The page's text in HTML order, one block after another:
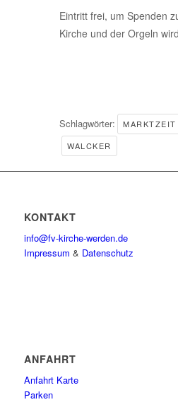
Eintritt frei, um Spenden
Kirche und der Orgeln
Schlagwörter: MARKTZEIT
WALCKER
KONTAKT
info@fv-kirche-werden.de
Impressum & Datenschutz
ANFAHRT
Anfahrt Karte
Parken